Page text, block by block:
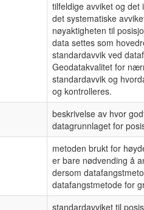
tilfeldige avviket og
det systematiske
nøyaktigheten til
data settes som
standardavvik ved
Geodatakvalitet for
standardavvik og
og kontrolleres.
beskrivelse av hvor
datagrunnlaget for
metoden brukt for
er bare nødvending å
dersom
datafangstmetode for
standardavviket til